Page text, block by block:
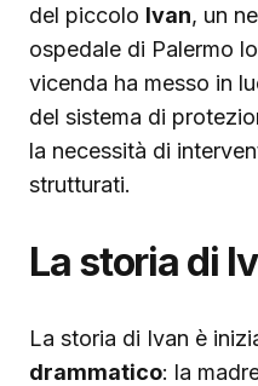
del piccolo Ivan, un
ospedale di Palermo
vicenda ha messo in
del sistema di
la necessità di
strutturati.
La storia di
La storia di Ivan è
drammatico: la